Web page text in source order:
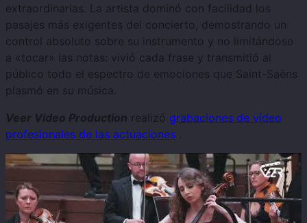
extraordinarias. La artista dominó con facilidad los
pasajes más exigentes del concierto, demostrando un
control absoluto sobre su instrumento y no limitándose
a «tocar» las notas: vivió cada frase y transmitió al
público todo el espectro de emociones que Saint-Saëns
plasmó en su música.
Veer Video Production realizó grabaciones de vídeo
profesionales de las actuaciones .